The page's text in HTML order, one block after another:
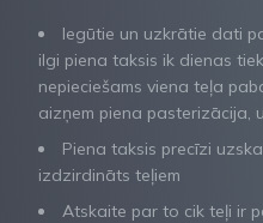
Iegūtie un uzkrātie dati
ilgi piena taksis ik dienas
nepieciešams viena teļa
aizņem piena pasterizācija,
Piena taksis precīzi
izdzirdināts teļiem
Atskaite par to cik teļi ir